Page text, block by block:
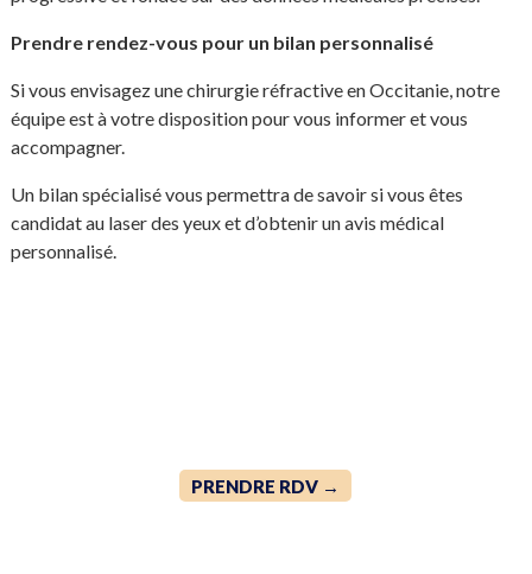
Prendre rendez-vous pour un bilan personnalisé
Si vous envisagez une chirurgie réfractive en Occitanie, notre
équipe est à votre disposition pour vous informer et vous
accompagner.
Un bilan spécialisé vous permettra de savoir si vous êtes
candidat au laser des yeux et d’obtenir un avis médical
personnalisé.
PRENDRE RDV →